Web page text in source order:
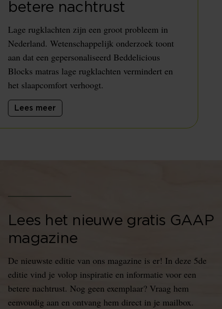
betere nachtrust
Lage rugklachten zijn een groot probleem in
Nederland. Wetenschappelijk onderzoek toont
aan dat een gepersonaliseerd Beddelicious
Blocks matras lage rugklachten vermindert en
het slaapcomfort verhoogt.
Lees meer
Lees het nieuwe gratis GAAP
magazine
De nieuwste editie van ons magazine is er! In deze 5de
editie vind je volop inspiratie en informatie voor een
betere nachtrust. Nog geen exemplaar? Vraag hem
eenvoudig aan en ontvang hem direct in je mailbox.